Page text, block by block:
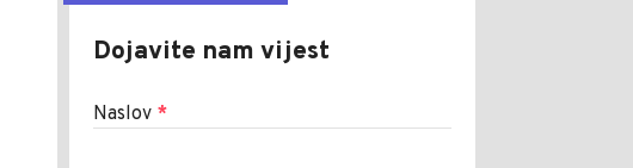
Dojavite nam vijest
Naslov *